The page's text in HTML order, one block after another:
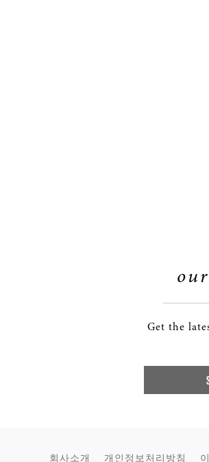
our
Get the
회사소개 개인정보처리방침